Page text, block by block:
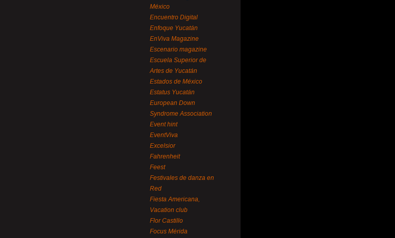
México
Encuentro Digital
Enfoque Yucatán
EnViva Magazine
Escenario magazine
Escuela Superior de
Artes de Yucatán
Estados de México
Estatus Yucatán
European Down
Syndrome Association
Event hint
EventViva
Excelsior
Fahrenheit
Feest
Festivales de danza en
Red
Fiesta Americana,
Vacation club
Flor Castillo
Focus Mérida